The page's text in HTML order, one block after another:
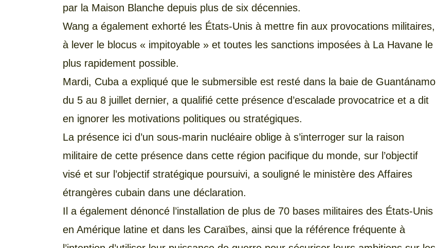
par la Maison Blanche depuis plus de six décennies.
Wang a également exhorté les États-Unis à mettre fin aux provocations militaires,
à lever le blocus « impitoyable » et toutes les sanctions imposées à La Havane le
plus rapidement possible.
Mardi, Cuba a expliqué que le submersible est resté dans la baie de Guantánamo
du 5 au 8 juillet dernier, a qualifié cette présence d’escalade provocatrice et a dit
en ignorer les motivations politiques ou stratégiques.
La présence ici d’un sous-marin nucléaire oblige à s’interroger sur la raison
militaire de cette présence dans cette région pacifique du monde, sur l’objectif
visé et sur l’objectif stratégique poursuivi, a souligné le ministère des Affaires
étrangères cubain dans une déclaration.
Il a également dénoncé l’installation de plus de 70 bases militaires des États-Unis
en Amérique latine et dans les Caraïbes, ainsi que la référence fréquente à